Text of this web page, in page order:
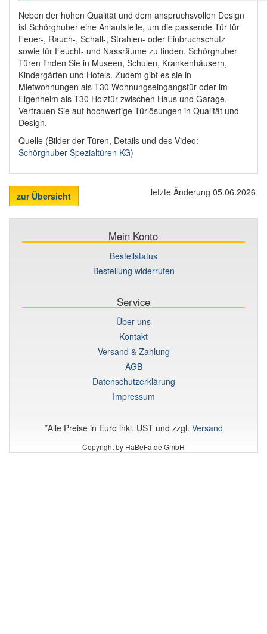
Neben der hohen Qualität und dem anspruchsvollen Design
ist Schörghuber eine Anlaufstelle, um die passende Tür für
Feuer-, Rauch-, Schall-, Strahlen- oder Einbruchschutz
sowie für Feucht- und Nassräume zu finden. Schörghuber
Türen finden Sie in Museen, Schulen, Krankenhäusern,
Kindergärten und Hotels. Zudem gibt es sie in
Mietwohnungen als T30 Wohnungseingangstür oder im
Eigenheim als T30 Holztür zwischen Haus und Garage.
Vertrauen Sie auf hochwertige Türlösungen in Qualität und
Design.
Quelle (Bilder der Türen, Details und des Video:
Schörghuber Spezialtüren KG)
zur Übersicht letzte Änderung 05.06.2026
Mein Konto
Bestellstatus
Bestellung widerrufen
Service
Über uns
Kontakt
Versand & Zahlung
AGB
Datenschutzerklärung
Impressum
*Alle Preise in Euro inkl. UST und zzgl. Versand
Copyright by HaBeFa.de GmbH